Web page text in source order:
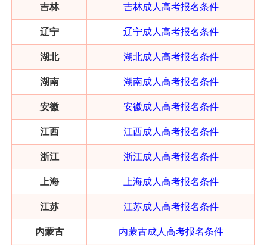
吉林 吉林成人高考报名条件
辽宁 辽宁成人高考报名条件
湖北 湖北成人高考报名条件
湖南 湖南成人高考报名条件
安徽 安徽成人高考报名条件
江西 江西成人高考报名条件
浙江 浙江成人高考报名条件
上海 上海成人高考报名条件
江苏 江苏成人高考报名条件
内蒙古 内蒙古成人高考报名条件